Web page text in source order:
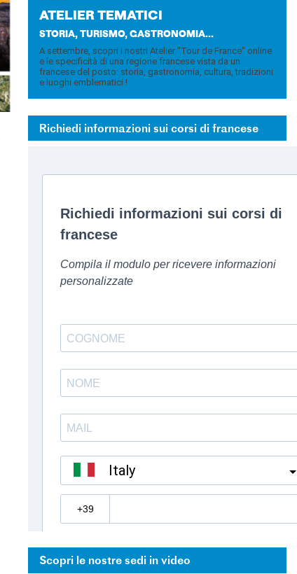
ATE­LIER TE­MA­TI­CI
STORIA, TURISMO, GASTRONOMIA...
A settembre, scopri i nostri Atelier "Tour de France" online
e le specificità di una regione francese vista da un
francese del posto: storia, gastronomia, cultura, tradizioni
e luoghi emblematici !
Richiedi informazioni sui corsi di francese
Scopri le nostre sedi in video